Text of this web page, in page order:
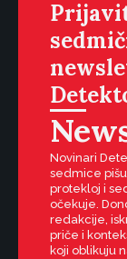
Novinari
sedmice
protekloj i
očekuje.
redakcije,
priče i
koji oblikuju